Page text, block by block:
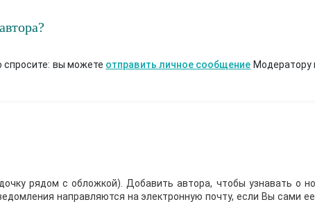
спросите: вы можете отправить личное сообщение Модератору
рядом с обложкой). Добавить автора, чтобы узнавать о
направляются на электронную почту, если Вы сами